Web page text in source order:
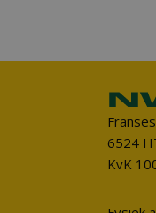
6524
KvK